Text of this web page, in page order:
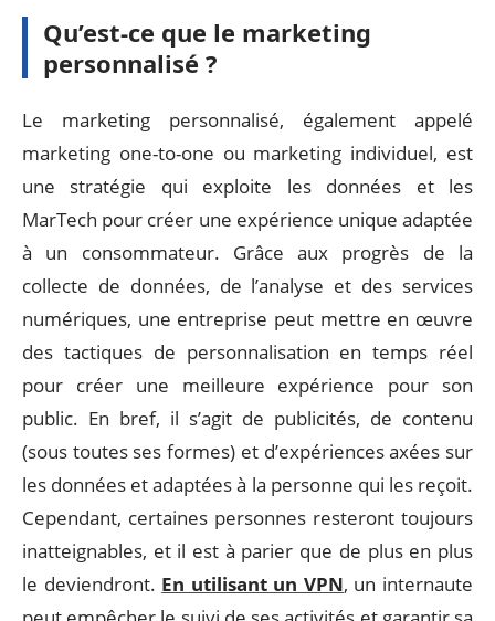
Qu’est-ce que le marketing
personnalisé ?
Le marketing personnalisé, également appelé
marketing one-to-one ou marketing individuel, est
une stratégie qui exploite les données et les
MarTech pour créer une expérience unique adaptée
à un consommateur. Grâce aux progrès de la
collecte de données, de l’analyse et des services
numériques, une entreprise peut mettre en œuvre
des tactiques de personnalisation en temps réel
pour créer une meilleure expérience pour son
public. En bref, il s’agit de publicités, de contenu
(sous toutes ses formes) et d’expériences axées sur
les données et adaptées à la personne qui les reçoit.
Cependant, certaines personnes resteront toujours
inatteignables, et il est à parier que de plus en plus
le deviendront. En utilisant un VPN, un internaute